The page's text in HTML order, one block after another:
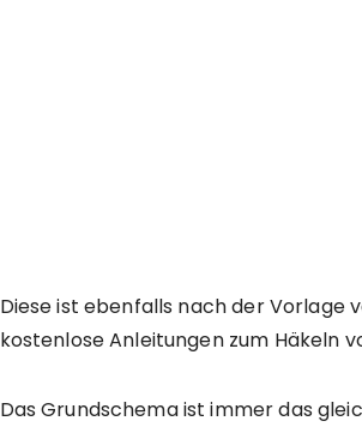
Diese ist ebenfalls nach der Vorlage
kostenlose Anleitungen zum Häkeln
Das Grundschema ist immer das